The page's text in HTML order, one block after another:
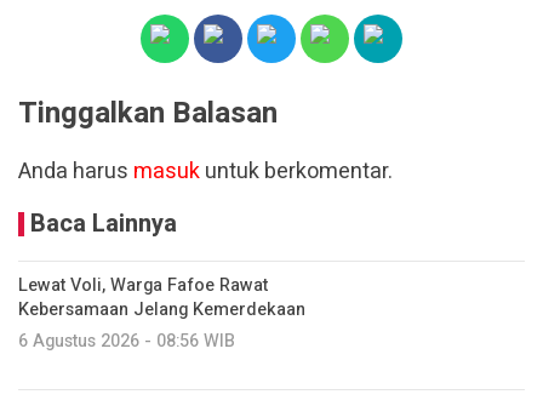
Tinggalkan Balasan
Anda harus masukuntuk berkomentar.
Baca Lainnya
Lewat Voli, Warga Fafoe Rawat
Kebersamaan Jelang Kemerdekaan
6 Agustus 2026 - 08:56 WIB